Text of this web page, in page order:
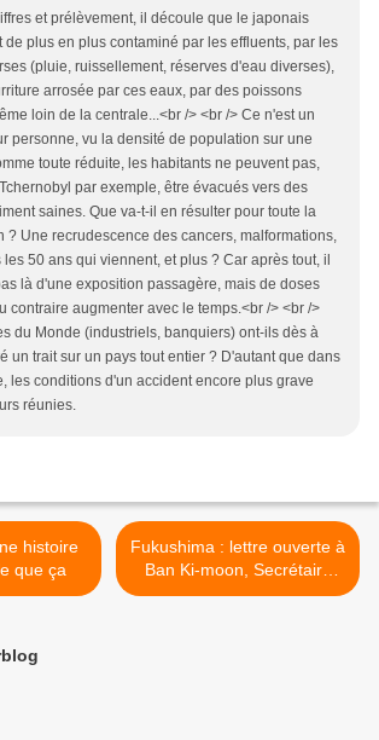
et prélèvement, il découle que le japonais
de plus en plus contaminé par les effluents, par les
(pluie, ruissellement, réserves d'eau diverses),
arrosée par ces eaux, par des poissons
loin de la centrale...<br /> <br /> Ce n'est un
personne, vu la densité de population sur une
toute réduite, les habitants ne peuvent pas,
par exemple, être évacués vers des
saines. Que va-t-il en résulter pour toute la
? Une recrudescence des cancers, malformations,
les 50 ans qui viennent, et plus ? Car après tout, il
là d'une exposition passagère, mais de doses
contraire augmenter avec le temps.<br /> <br />
du Monde (industriels, banquiers) ont-ils dès à
un trait sur un pays tout entier ? D'autant que dans
les conditions d'un accident encore plus grave
réunies.
que ça
Fukushima : lettre ouverte à
Ban Ki-moon, Secrétaire
général de l’ONU >